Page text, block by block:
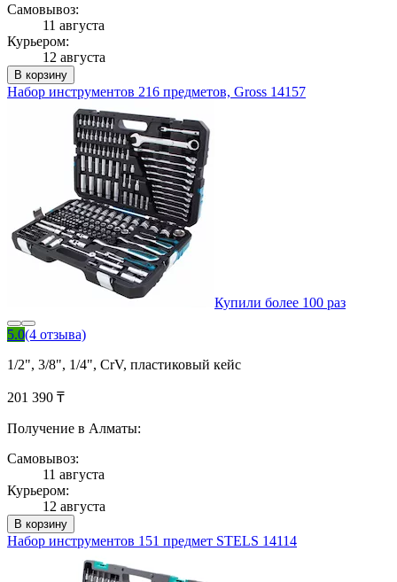
Самовывоз:
11 августа
Курьером:
12 августа
В корзину
Набор инструментов 216 предметов, Gross 14157
Купили более 100 раз
5.0(4 отзыва)
1/2", 3/8", 1/4", CrV, пластиковый кейс
201 390 ₸
Получение в Алматы:
Самовывоз:
11 августа
Курьером:
12 августа
В корзину
Набор инструментов 151 предмет STELS 14114